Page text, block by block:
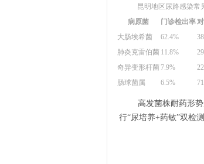
昆明地区尿路感染常
病原菌
门诊检出率
大肠埃希菌
62.4%
肺炎克雷伯菌 11.8%
奇异变形杆菌 7.9%
肠球菌属
6.5%
高发菌株耐药形
行“尿培养+药敏”双检